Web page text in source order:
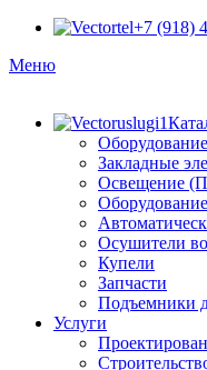
+7 (918)
Меню
Закладные
Освещение
Осушители
Купели
Запчасти
Подъемники
Услуги